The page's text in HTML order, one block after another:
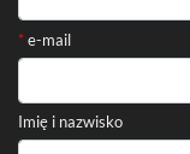
*e-mail
Imię i nazwisko